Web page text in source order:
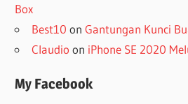
Box
Best10 onGantungan Kunci
Claudio on iPhone SE 2020
My Facebook